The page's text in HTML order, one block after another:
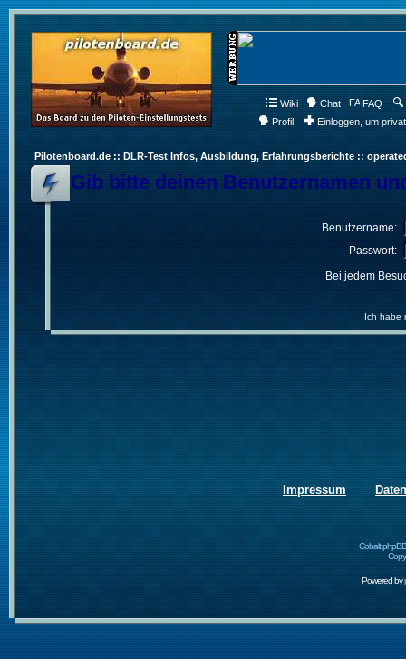
Wiki Chat FAQ
Profil
Einloggen, um
Pilotenboard.de :: DLR-Test Infos, Ausbildung, Erfahrungsberichte ::
Gib bitte deinen Benutzernamen
Benutzername:
Passwort:
Bei jedem
Ich habe
Impressum
Cobalt
Powered by